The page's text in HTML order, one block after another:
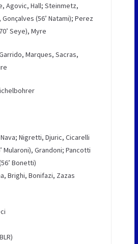
Agovic, Hall; Steinmetz,
(56’ Natami); Perez
Seye), Myre
Marques, Sacras,
Nigretti, Djuric, Cicarelli
Mularoni), Grandoni; Pancotti
Bonetti)
Brighi, Bonifazi, Zazas